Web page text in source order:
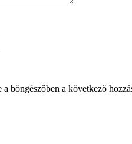
böngészőben a következő